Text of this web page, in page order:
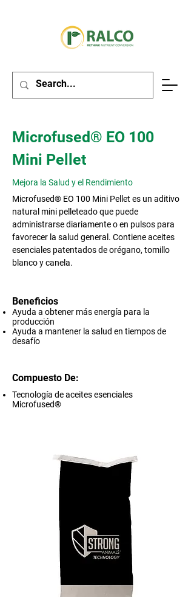
Microfused® EO 100
Mini Pellet
Mejora la Salud y el Rendimiento
Microfused® EO 100 Mini Pellet es un aditivo
natural mini pelleteado que puede
administrarse diariamente o en pulsos para
favorecer la salud general. Contiene aceites
esenciales patentados de orégano, tomillo
blanco y canela.
Beneficios
Ayuda a obtener más energía para la
producción
Ayuda a mantener la salud en tiempos de
desafío
Compuesto De:
Tecnología de aceites esenciales
Microfused®